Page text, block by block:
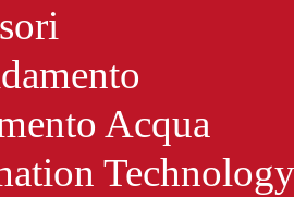
Acqua
Technology